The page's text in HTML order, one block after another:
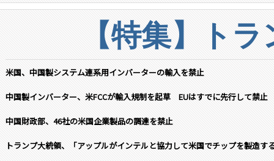
【特集】ト
米国、中国製システム連系用インバーターの輸入を禁止
中国製インバーター、米FCCが輸入規制を起草 EUはすでに先行して禁止
中国財政部、46社の米国企業製品の調達を禁止
トランプ大統領、「アップルがインテルと協力して米国でチップを製造す